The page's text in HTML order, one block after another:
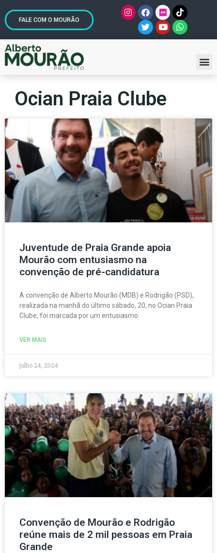
FALE COM O MOURÃO
Ocian Praia Clube
Juventude de Praia Grande apoia
Mourão com entusiasmo na
convenção de pré-candidatura
A convenção de Alberto Mourão (MDB) e Rodrigão (PSD),
realizada na manhã do último sábado, 20, no Ocian Praia
Clube, foi marcada por um entusiasmo
VER MAIS
julho 24, 2024
Convenção de Mourão e Rodrigão
reúne mais de 2 mil pessoas em Praia
Grande